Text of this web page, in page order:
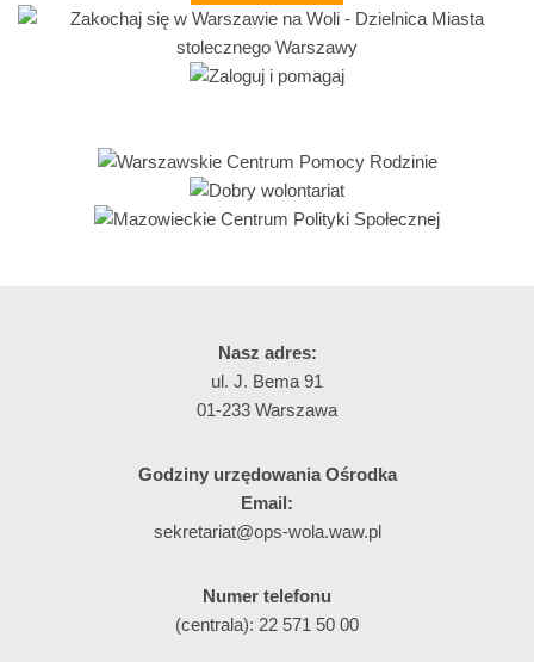
Nasz adres:
ul. J. Bema 91
01-233 Warszawa
Godziny urzędowania Ośrodka
Email:
sekretariat@ops-wola.waw.pl
Numer telefonu
(centrala): 22 571 50 00